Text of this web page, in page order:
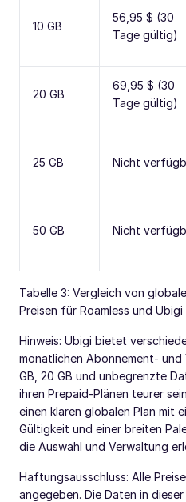
10 GB
56,95 $ (30
Tage gültig)
20 GB
69,95 $ (30
Tage gültig)
25 GB Nicht
50 GB Nicht
Tabelle 3: Vergleich von
Preisen für Roamless und Ubigi
Hinweis: Ubigi bietet
monatlichen Abonnement-
GB, 20 GB und unbegrenzte
ihren Prepaid-Plänen teurer
einen klaren globalen Plan mit
Gültigkeit und einer breiten
die Auswahl und Verwaltung
Haftungsausschluss: Alle
angegeben. Die Daten in